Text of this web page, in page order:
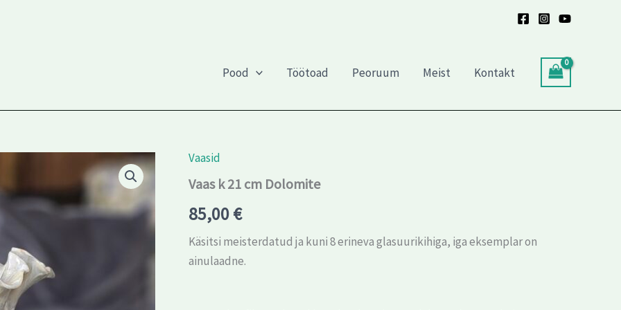
Pood
Töötoad Peoruum Meist Kontakt
Vaasid
Vaas k 21 cm Dolomite
85,00€
Käsitsi meisterdatud ja kuni 8 erineva glasuurikihiga, iga eksemplar on
ainulaadne.